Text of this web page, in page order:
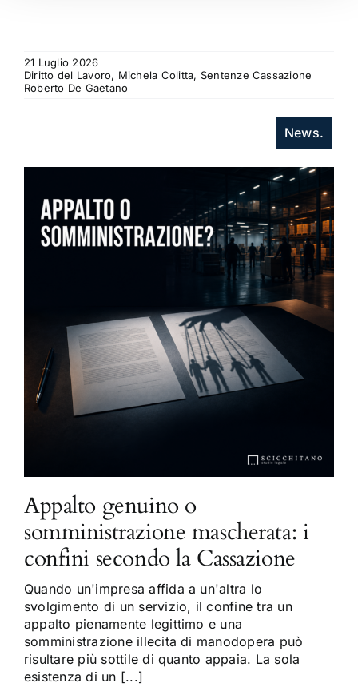
21 Luglio 2026
Diritto del Lavoro, Michela Colitta, Sentenze Cassazione
Roberto De Gaetano
News.
Appalto genuino o
somministrazione mascherata: i
confini secondo la Cassazione
Quando un'impresa affida a un'altra lo
svolgimento di un servizio, il confine tra un
appalto pienamente legittimo e una
somministrazione illecita di manodopera può
risultare più sottile di quanto appaia. La sola
esistenza di un [...]